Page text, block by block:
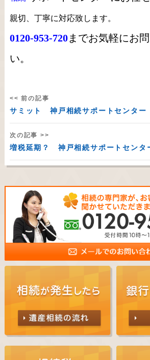
親切、丁寧に対応致します。
0120-953-720までお気軽にお
い。
<< 前の記事
サミット 神戸相続サポートセンタ
次の記事 >>
増税延期？ 神戸相続サポートセン